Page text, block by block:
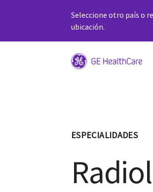
Seleccione otro país o
ubicación.
ESPECIALIDADES